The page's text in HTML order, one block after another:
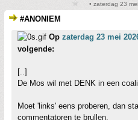
• zaterdag 23
#ANONIEM
Op zaterdag 23 mei
volgende:
[..]
De Mos wil met DENK in een
Moet 'links' eens proberen, dan
commentatoren te brullen.